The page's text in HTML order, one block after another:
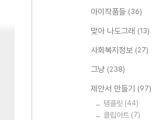
아이작품들 (36)
맞아 나도그래 (13)
사회복지정보 (27)
그냥 (238)
제안서 만들기 (97)
템플릿 (44)
클립아트 (7)